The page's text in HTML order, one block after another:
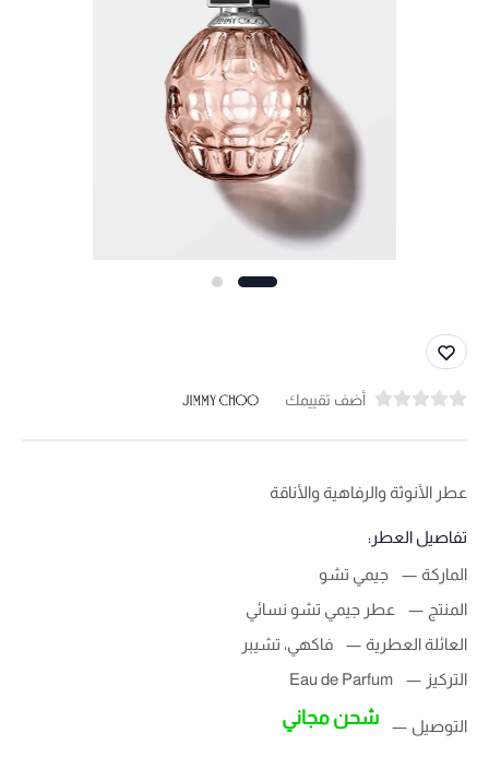
أضف تقييمك
عطر الأنوثة والرفاهية والأناقة
تفاصيل العطر:
الماركة
جيمي تشو
المنتج
عطر جيمي تشو نسائي
العائلة العطرية
فاكهي، تشيبر
التركيز
Eau de Parfum
التوصيل شحن مجاني